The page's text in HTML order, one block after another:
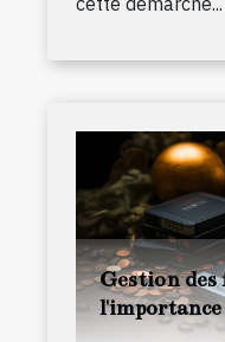
Gestion des
l'importance